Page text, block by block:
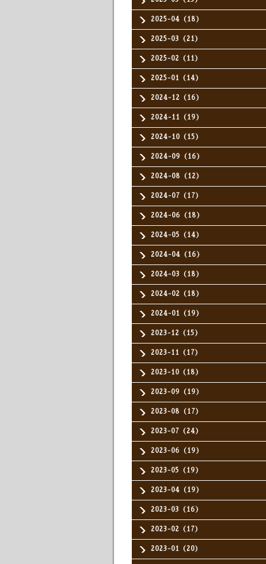
2025-04（18）
2025-03（21）
2025-02（11）
2025-01（14）
2024-12（16）
2024-11（19）
2024-10（15）
2024-09（16）
2024-08（12）
2024-07（17）
2024-06（18）
2024-05（14）
2024-04（16）
2024-03（18）
2024-02（18）
2024-01（19）
2023-12（15）
2023-11（17）
2023-10（18）
2023-09（19）
2023-08（17）
2023-07（24）
2023-06（19）
2023-05（19）
2023-04（19）
2023-03（16）
2023-02（17）
2023-01（20）